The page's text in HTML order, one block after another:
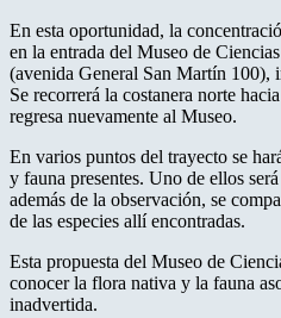
En esta oportunidad, la
en la entrada del Museo de
(avenida General San Martín 100),
Se recorrerá la costanera norte
regresa nuevamente al Museo.
En varios puntos del trayecto se
y fauna presentes. Uno de ellos
además de la observación, se
de las especies allí encontradas.
Esta propuesta del Museo de
conocer la flora nativa y la fauna
inadvertida.